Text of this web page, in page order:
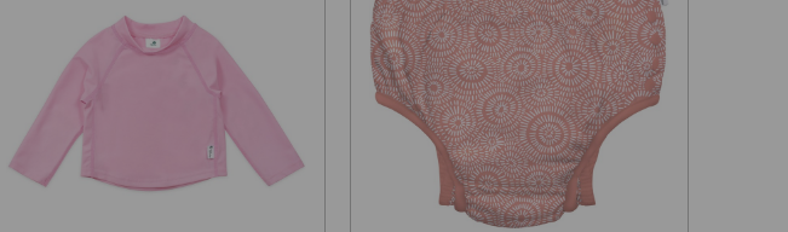
Novinky
Od najlacnejšej jed. ceny
Od najdrahšej jed. ceny
Podľa názvu (A-Z)